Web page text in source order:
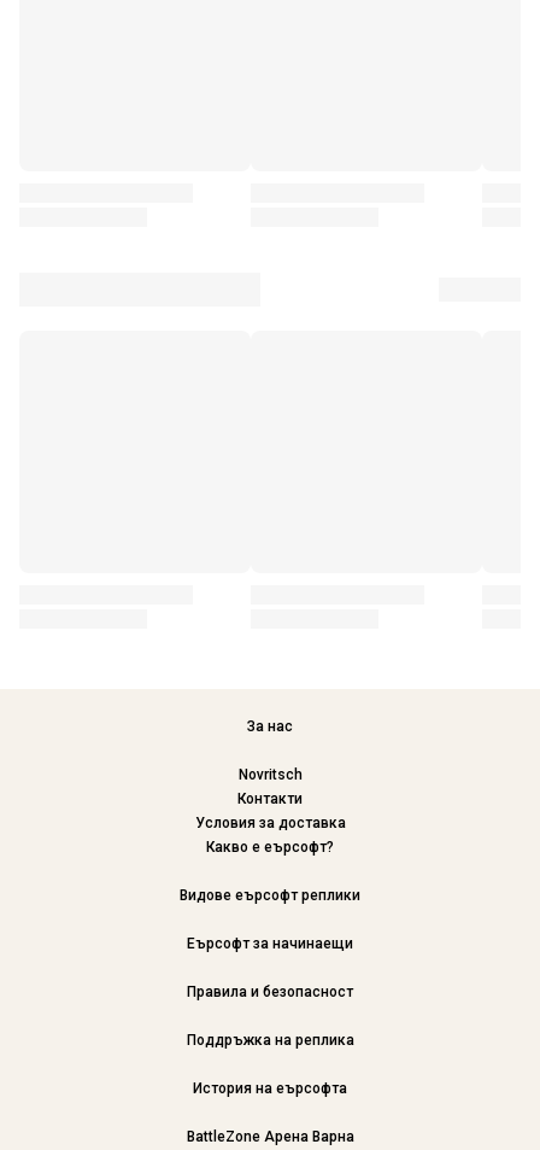
За нас
Novritsch
Контакти
Условия за доставка
Какво е еърсофт?
Видове еърсофт реплики
Еърсофт за начинаещи
Правила и безопасност
Поддръжка на реплика
История на еърсофта
BattleZone Арена Варна